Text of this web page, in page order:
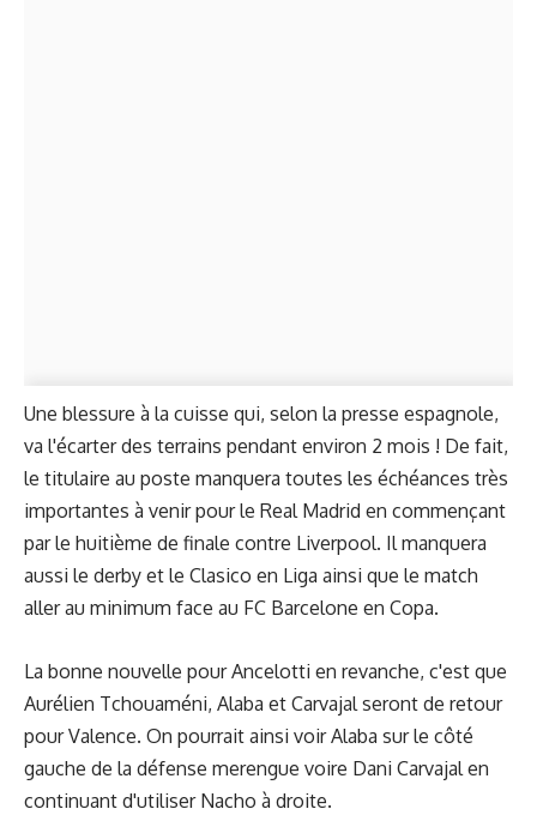
Une blessure à la cuisse qui, selon la presse espagnole,
va l'écarter des terrains pendant environ 2 mois ! De fait,
le titulaire au poste manquera toutes les échéances très
importantes à venir pour le Real Madrid en commençant
par le huitième de finale contre Liverpool. Il manquera
aussi le derby et le Clasico en Liga ainsi que le match
aller au minimum face au FC Barcelone en Copa.
La bonne nouvelle pour Ancelotti en revanche, c'est que
Aurélien Tchouaméni, Alaba et Carvajal seront de retour
pour Valence. On pourrait ainsi voir Alaba sur le côté
gauche de la défense merengue voire Dani Carvajal en
continuant d'utiliser Nacho à droite.